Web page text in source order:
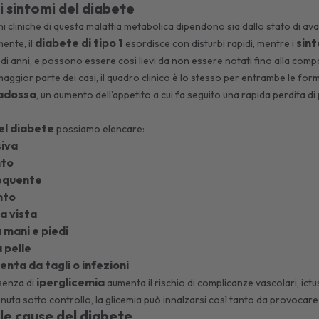
sintomi del diabete
cliniche di questa malattia metabolica dipendono sia dallo stato di
il diabete di tipo 1 esordisce con disturbi rapidi, mentre i
anni, e possono essere così lievi da non essere notati fino alla
parte dei casi, il quadro clinico è lo stesso per entrambe le
, un aumento dell’appetito a cui fa seguito una rapida perdita
diabete possiamo elencare:
vista
e piedi
pelle
da tagli o infezioni
di iperglicemiaaumenta il rischio di complicanze vascolari,
sotto controllo, la glicemia può innalzarsi così tanto da